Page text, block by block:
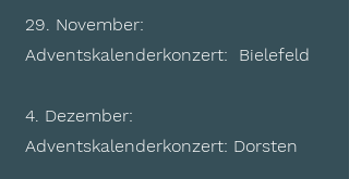
29. November:
Adventskalenderkonzert: Bielefeld
4. Dezember:
Adventskalenderkonzert: Dorsten